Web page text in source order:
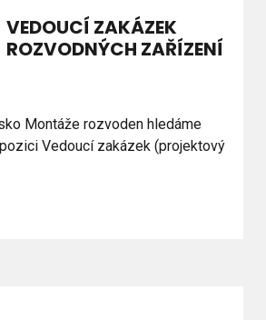
VEDOUCÍ ZAKÁZEK
ROZVODNÝCH ZAŘÍZENÍ
Montáže rozvoden hledáme
Vedoucí zakázek (projektový
VEDOUCÍ ZAKÁZEK
ROZVODNÝCH ZAŘÍZENÍ
Montáže rozvoden hledáme
Vedoucí zakázek (projektový